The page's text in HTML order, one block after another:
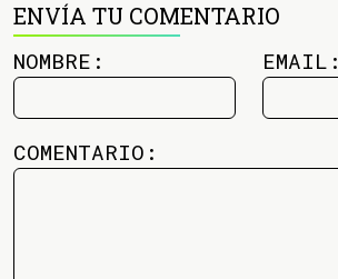
ENVÍA TU COMENTARIO
NOMBRE: EMAIL:
COMENTARIO: